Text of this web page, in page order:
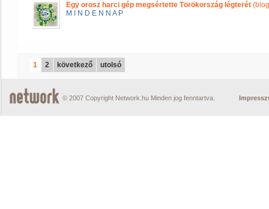
Egy orosz harci gép megsértette Törökország légterét
M I N D E N N A P
1 2 következő utolsó
© 2007 Copyright Network.hu Minden jog fenntartva.